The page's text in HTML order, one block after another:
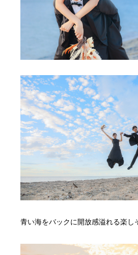
青い海をバックに開放感溢れる楽し